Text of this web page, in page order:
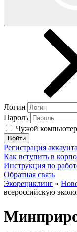
Логин
Пароль
Чужой компьютер
Войти
Регистрация аккаунта
Как вступить в
Инструкция по
Обратная связь
Экорециклинг »
всероссийскую